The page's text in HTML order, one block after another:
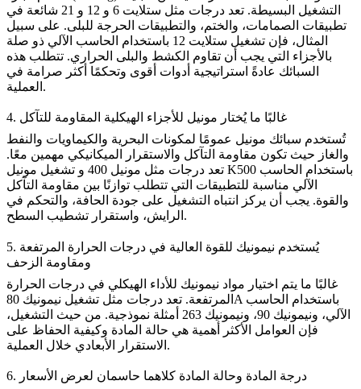
التشغيل البسيطة. تعد درجات مثل ستلايت 6 و 12 و 21 شائعة في
تطبيقات الصمامات، والختم، والتطبيقات الحرجة للبلى. على سبيل
المثال، فإن تشغيل ستلايت 12 باستخدام الحاسب الآلي
ذو صلة
بالأجزاء التي يجب أن تقاوم الكشط والبلى الحراري. تتطلب هذه
السبائك عادةً استراتيجية أدوات أقوى وتحكمًا أكثر صرامة في
العملية.
4. غالبًا ما يُختار مونيل للأجزاء الهيكلية المقاومة للتآكل
تُستخدم سبائك مونيل عمومًا لمكونات البحرية والكيماويات والنفط
والغاز حيث تكون مقاومة التآكل والاستقرار الميكانيكي مهمين معًا.
تعد درجات مثل مونيل 400 و
تشغيل مونيل K500 باستخدام الحاسب
الآلي مناسبة للتطبيقات التي تتطلب توازنًا بين مقاومة التآكل
والقوة. يجب أن يركز انتباه التشغيل على جودة الحافة، والتحكم في
الرايش، واستقرار تشطيب السطح.
5. يُستخدم نيمونيك للقوة العالية في درجات الحرارة المرتفعة
ومقاومة الزحف
غالبًا ما يتم اختيار مواد نيمونيك للأداء الهيكلي في درجات الحرارة
المرتفعة. تعد درجات مثل
تشغيل نيمونيك 80A باستخدام الحاسب
الآلي
، ونيمونيك 90، ونيمونيك 263 أمثلة نموذجية. من حيث التشغيل،
فإن العوامل الأكثر أهمية هي حالة المادة وكيفية الحفاظ على
الاستقرار الأبعادي خلال العملية.
6. درجة المادة وحالة المادة كلاهما حاسمان لعرض الأسعار